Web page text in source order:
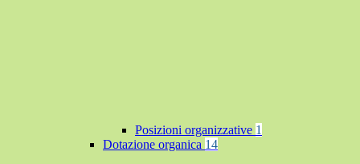
Posizioni organizzative 1
Dotazione organica 14